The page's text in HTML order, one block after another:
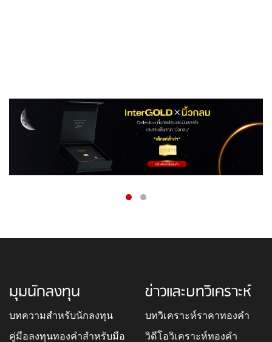
มุมนักลงทุน
บทความสำหรับนักลงทุน
คู่มือลงทุนทองคำสำหรับมือ
ข่าวและบทวิเคราะห์
บทวิเคราะห์ราคาทองคำ
วิดีโอวิเคราะห์ทองคำ